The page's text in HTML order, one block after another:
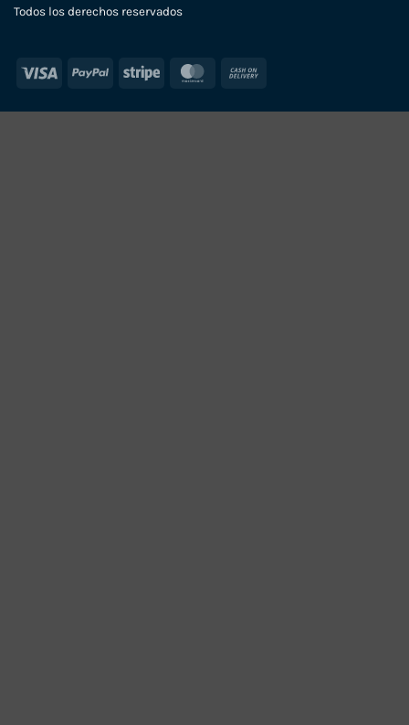
Todos los derechos reservados
Visa PayPal Stripe MasterCard